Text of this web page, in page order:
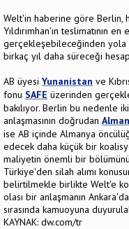
Welt'in haberine göre Berlin,
Yıldırımhan'ın teslimatının
gerçekleşebileceğinden yola
birkaç yıl daha süreceği
AB üyesi Yunanistan ve
fonu SAFE üzerinden
bakılıyor. Berlin bu nedenle
anlaşmasının doğrudan
ise AB içinde Almanya
edecek daha küçük bir
maliyetin önemli bir
Türkiye'den silah alımı
belirtilmekle birlikte Welt'e
olası bir anlaşmanın
sırasında kamuoyuna
KAYNAK: dw.com/tr